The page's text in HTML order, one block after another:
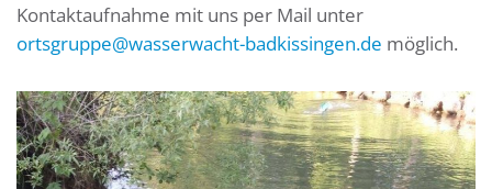
Kontaktaufnahme mit uns per Mail unter
ortsgruppe@wasserwacht-badkissingen.de möglich.